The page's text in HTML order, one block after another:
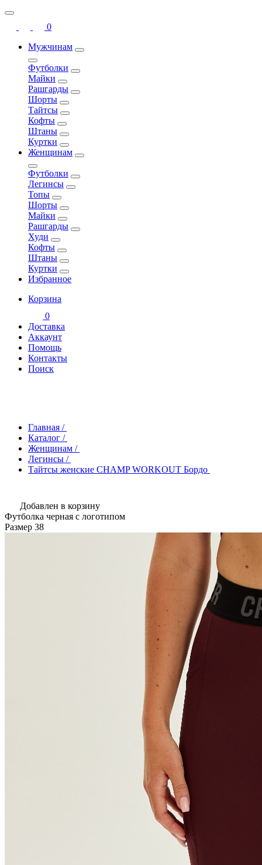
0
Мужчинам
Футболки
Майки
Рашгарды
Шорты
Тайтсы
Кофты
Штаны
Куртки
Женщинам
Футболки
Легинсы
Топы
Шорты
Майки
Рашгарды
Худи
Кофты
Штаны
Куртки
Избранное
Корзина
0
Доставка
Аккаунт
Помощь
Контакты
Поиск
Главная /
Каталог /
Женщинам /
Легинсы /
Тайтсы женские CHAMP WORKOUT Бордо
Добавлен в корзину
Футболка черная с логотипом
Размер 38